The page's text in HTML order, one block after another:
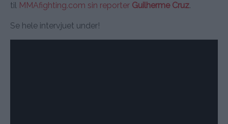
til MMAfighting.com sin reporter Guilherme Cruz.
Se hele intervjuet under!